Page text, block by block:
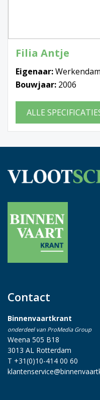
Filia Antje
Eigenaar:
Bouwjaar: 2006
ALLE
Contact
Binnenvaartkrant
onderdeel van ProMedia Group
Weena 505 B18
3013 AL Rotterdam
T +31(0)10-414 00 60